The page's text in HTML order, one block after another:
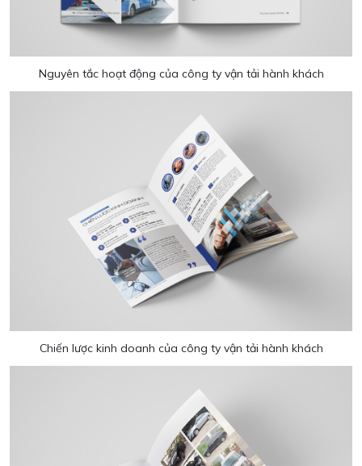
Nguyên tắc hoạt động của công ty vận tải hành khách
Chiến lược kinh doanh của công ty vận tải hành khách